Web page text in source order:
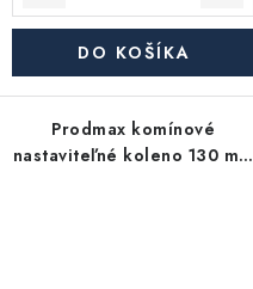
DO KOŠÍKA
Prodmax komínové
nastaviteľné koleno 130 mm